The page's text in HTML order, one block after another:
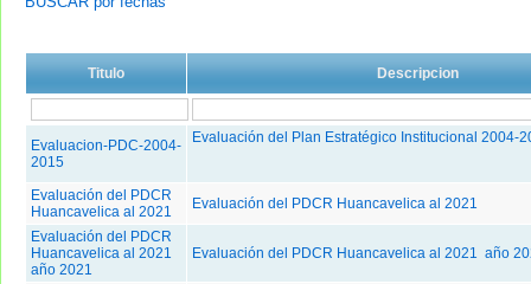
Titulo Descripcion
Evaluacion-PDC-2004-
2015
Evaluación del Plan Estratégico Institucional 2004-
Evaluación del PDCR
Huancavelica al 2021
Evaluación del PDCR Huancavelica al 2021
Evaluación del PDCR
Huancavelica al 2021
año 2021
Evaluación del PDCR Huancavelica al 2021 año